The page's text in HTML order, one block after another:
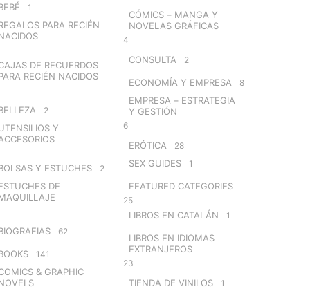
1
PARA RECIÉN
DE RECUERDOS
RECIÉN NACIDOS
2
Y
Y ESTUCHES 2
DE
62
141
& GRAPHIC
CÓMICS – MANGA Y
NOVELAS GRÁFICAS
4
CONSULTA 2
ECONOMÍA Y EMPRESA 8
EMPRESA – ESTRATEGIA
Y GESTIÓN
6
ERÓTICA 28
SEX GUIDES 1
FEATURED CATEGORIES
25
LIBROS EN CATALÁN 1
LIBROS EN IDIOMAS
EXTRANJEROS
23
TIENDA DE VINILOS 1